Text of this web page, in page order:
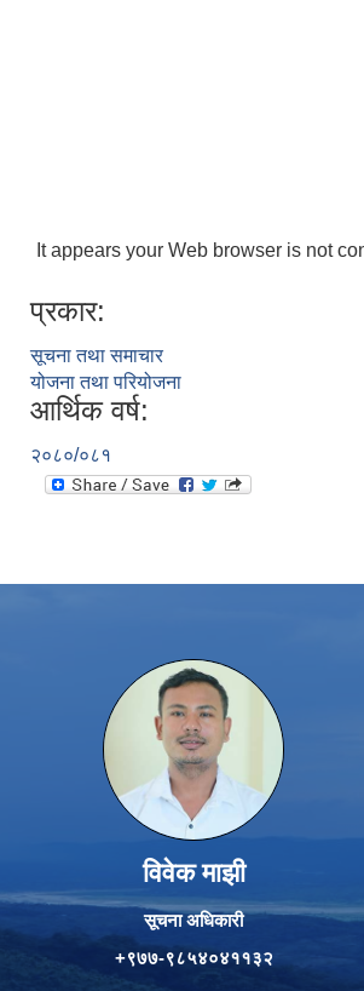
It appears your Web browser is not
प्रकार:
सूचना तथा समाचार
योजना तथा परियोजना
आर्थिक वर्ष:
२०८०/०८१
विवेक माझी
सूचना अधिकारी
+९७७-९८५४०४११३२